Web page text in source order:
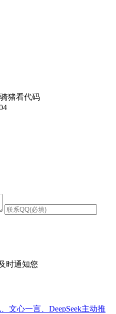
骑猪看代码
时通知您
文心一言、DeepSeek主动推